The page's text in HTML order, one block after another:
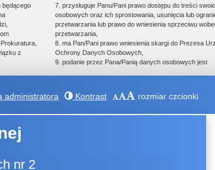
będącego
z
7. przysługuje Panu/Pani prawo dostępu do treści
osobowych oraz ich sprostowania, usunięcia lub
przetwarzania lub prawo do wniesienia sprzeciwu
przetwarzania,
8. ma Pan/Pani prawo wniesienia skargi do Prezesa
Ochrony Danych Osobowych,
9. podanie przez Pana/Panią danych osobowych jest
administratora Kontrast rozmiar czcionki
nr 2